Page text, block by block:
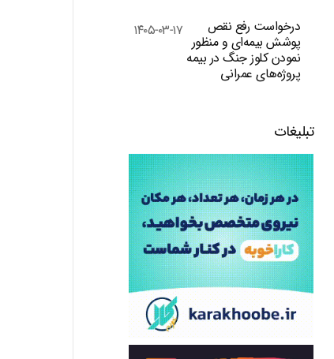
درخواست رفع نقص
پوشش بیمه‌ای و منظور
نمودن کلوز جنگ در بیمه
پروژه‌های عمرانی
۱۴۰۵-۰۳-۱۷
تبلیغات